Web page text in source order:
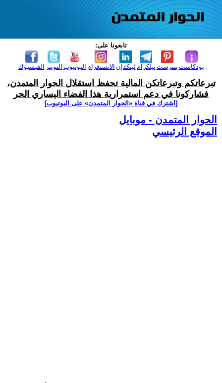
تابعونا على:
الفيسبوك التويتر اليوتيوب الانستغرام لينكدإن تيلكرامبنترست بودكاست
تبرعاتكم وتبرعاتكن المالية تحفظ استقلال الحوار المتمدن،
فشاركونا في دعم استمرارية هذا الفضاء اليساري الحر
[اشترك في قناة ‫«الحوار المتمدن» على اليوتيوب]
الحوار المتمدن - موبايل
الموقع الرئيسي